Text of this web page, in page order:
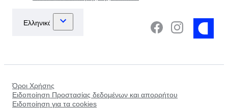
Όροι Χρήσης
Ειδοποίηση Προστασίας δεδομένων και απορρήτου
Ειδοποίηση για τα cookies